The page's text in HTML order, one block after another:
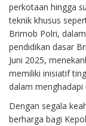
perkotaan hingga
teknik khusus
Brimob Polri,
pendidikan dasar
Juni 2025,
memiliki inisiatif
dalam menghadapi
Dengan segala
berharga bagi